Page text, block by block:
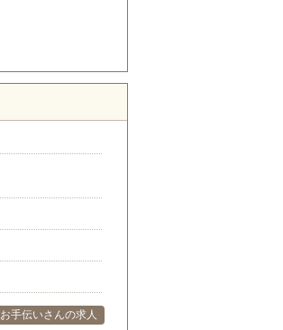
お手伝いさんの求人